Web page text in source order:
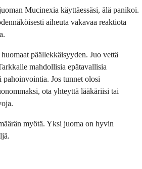
Mucinexia käyttäessäsi, älä panikoi.
aiheuta vakavaa reaktiota
päällekkäisyyden. Juo vettä
mahdollisia epätavallisia
pahoinvointia. Jos tunnet olosi
ota yhteyttä lääkäriisi tai
myötä. Yksi juoma on hyvin